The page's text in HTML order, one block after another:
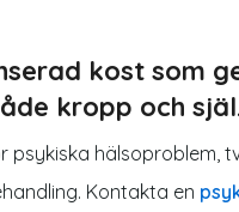
kost som
kropp och
psykiska hälsoproblem,
Kontakta en